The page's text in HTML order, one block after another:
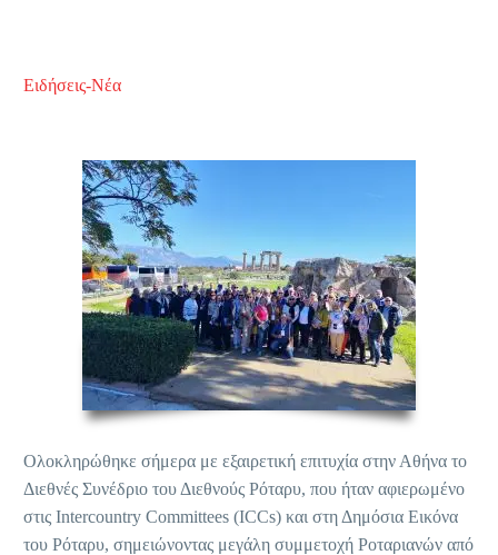
Ειδήσεις-Νέα
Ολοκληρώθηκε σήμερα με εξαιρετική επιτυχία στην Αθήνα το
Διεθνές Συνέδριο του Διεθνούς Ρόταρυ, που ήταν αφιερωμένο
στις Intercountry Committees (ICCs) και στη Δημόσια Εικόνα
του Ρόταρυ, σημειώνοντας μεγάλη συμμετοχή Ροταριανών από